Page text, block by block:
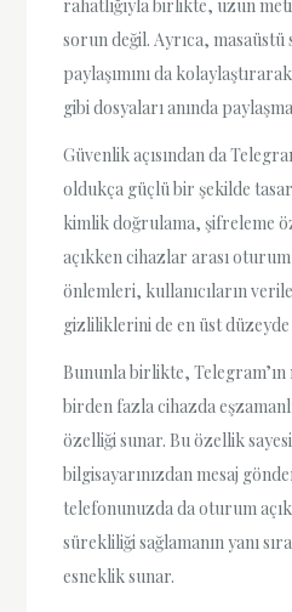
rahatlığıyla birlikte, uzun
sorun değil. Ayrıca,
paylaşımını da
gibi dosyaları anında
Güvenlik açısından da
oldukça güçlü bir şekilde
kimlik doğrulama, şifreleme
açıkken cihazlar arası
önlemleri, kullanıcıların
gizliliklerini de en üst düzeyde
Bununla birlikte,
birden fazla cihazda
özelliği sunar. Bu özellik
bilgisayarınızdan mesaj
telefonunuzda da oturum
sürekliliği sağlamanın yanı
esneklik sunar.